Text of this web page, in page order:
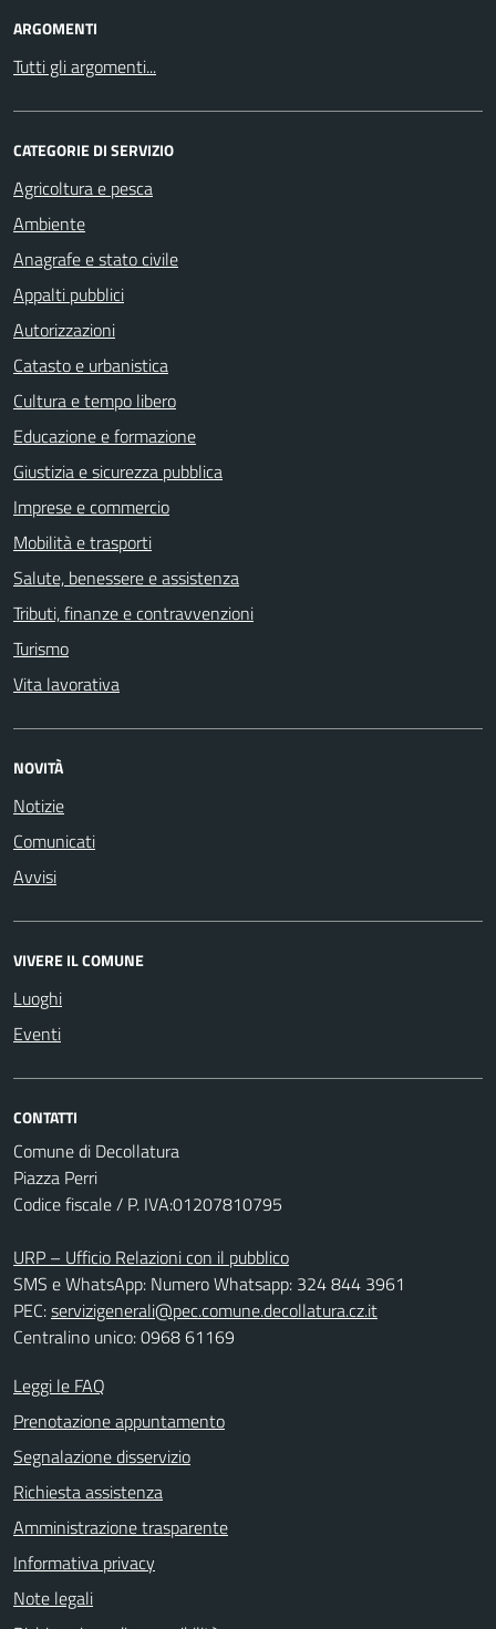
ARGOMENTI
Tutti gli argomenti...
CATEGORIE DI SERVIZIO
Agricoltura e pesca
Ambiente
Anagrafe e stato civile
Appalti pubblici
Autorizzazioni
Catasto e urbanistica
Cultura e tempo libero
Educazione e formazione
Giustizia e sicurezza pubblica
Imprese e commercio
Mobilità e trasporti
Salute, benessere e assistenza
Tributi, finanze e contravvenzioni
Turismo
Vita lavorativa
NOVITÀ
Notizie
Comunicati
Avvisi
VIVERE IL COMUNE
Luoghi
Eventi
CONTATTI
Comune di Decollatura
Piazza Perri
Codice fiscale / P. IVA:01207810795
URP – Ufficio Relazioni con il pubblico
SMS e WhatsApp: Numero Whatsapp: 324 844 3961
PEC:servizigenerali@pec.comune.decollatura.cz.it
Centralino unico: 0968 61169
Leggi le FAQ
Prenotazione appuntamento
Segnalazione disservizio
Richiesta assistenza
Amministrazione trasparente
Informativa privacy
Note legali